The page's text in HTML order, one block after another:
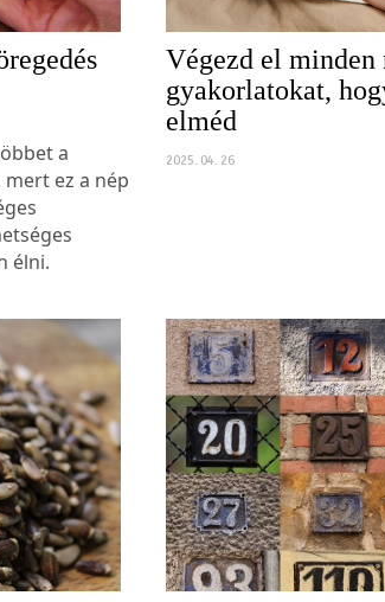
a
ez a nép
élni.
Végezd el minden
gyakorlatokat,
elméd
2025. 04. 26